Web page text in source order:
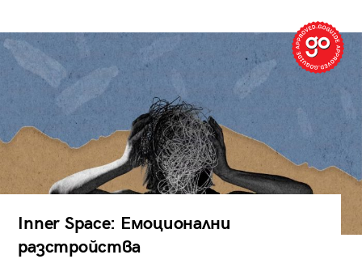
Inner Space: Емоционални
разстройства